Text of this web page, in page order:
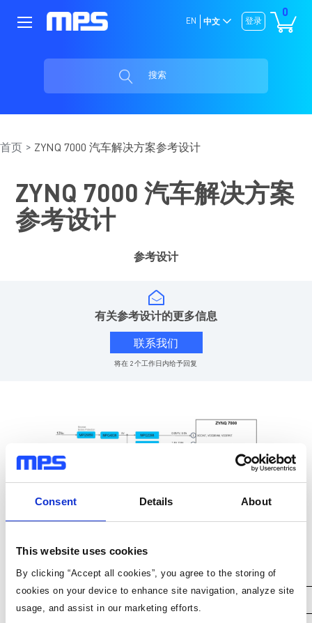
Consent Details About
This website uses cookies
By clicking “Accept all cookies”, you agree to the storing of
cookies on your device to enhance site navigation, analyze site
usage, and assist in our marketing efforts.
0
登录
EN 中文
搜索
首页 ZYNQ 7000 汽车解决方案参考设计
ZYNQ 7000 汽车解决方案
参考设计
参考设计
有关参考设计的更多信息
联系我们
将在 2 个工作日内给予回复
MPS 产品